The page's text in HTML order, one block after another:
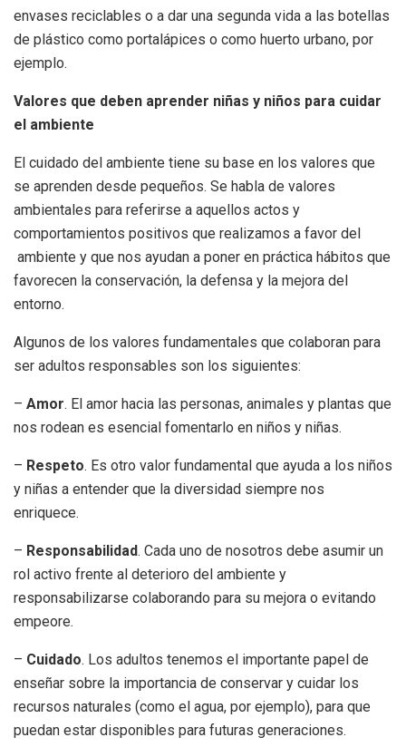
envases reciclables o a dar una segunda vida a las botellas
de plástico como portalápices o como huerto urbano, por
ejemplo.
Valores que deben aprender niñas y niños para cuidar
el ambiente
El cuidado del ambiente tiene su base en los valores que
se aprenden desde pequeños. Se habla de valores
ambientales para referirse a aquellos actos y
comportamientos positivos que realizamos a favor del
ambiente y que nos ayudan a poner en práctica hábitos que
favorecen la conservación, la defensa y la mejora del
entorno.
Algunos de los valores fundamentales que colaboran para
ser adultos responsables son los siguientes:
– Amor. El amor hacia las personas, animales y plantas que
nos rodean es esencial fomentarlo en niños y niñas.
– Respeto. Es otro valor fundamental que ayuda a los niños
y niñas a entender que la diversidad siempre nos
enriquece.
– Responsabilidad. Cada uno de nosotros debe asumir un
rol activo frente al deterioro del ambiente y
responsabilizarse colaborando para su mejora o evitando
empeore.
– Cuidado. Los adultos tenemos el importante papel de
enseñar sobre la importancia de conservar y cuidar los
recursos naturales (como el agua, por ejemplo), para que
puedan estar disponibles para futuras generaciones.